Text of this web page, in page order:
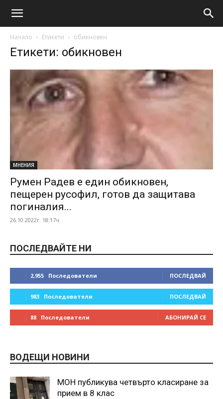
Начало Етикети обикновен
Етикети: обикновен
МНЕНИЯ
Румен Радев е един обикновен,
пещерен русофил, готов да защитава
погиналия...
26.10.2022г. 18:17ч.
ПОСЛЕДВАЙТЕ НИ
2,955 Последователи ПОСЛЕДВАЙ
983 Последователи ПОСЛЕДВАЙ
88 Последователи АБОНИРАЙ СЕ
ВОДЕЩИ НОВИНИ
МОН публикува четвърто класиране за
прием в 8 клас